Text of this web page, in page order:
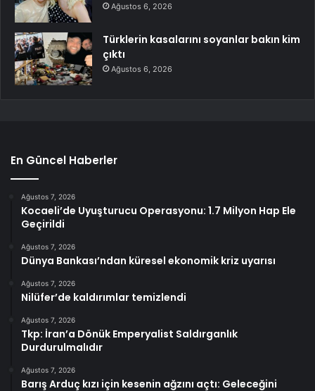
Ağustos 6, 2026
Türklerin kasalarını soyanlar bakın kim
çıktı
Ağustos 6, 2026
En Güncel Haberler
Ağustos 7, 2026
Kocaeli’de Uyuşturucu Operasyonu: 1.7 Milyon Hap Ele
Geçirildi
Ağustos 7, 2026
Dünya Bankası’ndan küresel ekonomik kriz uyarısı
Ağustos 7, 2026
Nilüfer’de kaldırımlar temizlendi
Ağustos 7, 2026
Tkp: İran’a Dönük Emperyalist Saldırganlık
Durdurulmalıdır
Ağustos 7, 2026
Barış Arduç kızı için kesenin ağzını açtı: Geleceğini